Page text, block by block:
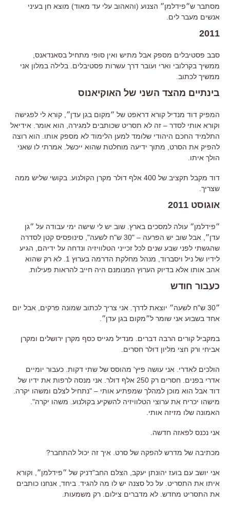
מסתבר ש״פידלמן״ הצנוע (והאהוב עלי עד מאוד) מוצא חן בעיני
אנשים מעבר לים.
2011
סבב פסטיבלים מספק אבל מתיש ואין סופי מתחיל בסאנדאנס,
ממשיך בקרלובי וארי ועובר דרך עשרות פסטיבלים. בלילה במלון אני
ממשיך לכתוב.
בינתיים מהצד השני של האוקיאנוס
המפיק דוד מנדיל קורא דראפט של ״מקום בגן עדן״, קורא לי לפגישה
וקורא אותי לסדר – זה לא תסריט שכותבים למגירה, הוא אומר. אידיאל
התלמיד החכם היהודי שלומד למען הלימוד לא מספק אותו. הוא רוצה
להפיק את הסרט, מתוך ידיעה מוחלטת שהוא ייכשל. אמרתי לו שאני
הולך איתו.
דוד מקבל תקציב של 400 אלף דולר מקרן הקולנוע. בקושי שליש ממה
שצריך.
אוגוסט 2011
״פידלמן״ עולה למסכים בארץ. שוב יש לי שישה ימי עבודה על ״גן
עדן״, אבל שוב יש הפרעה – "30 ש"ח לשעה", סינופסיס קטן לסדרה
שהגשתי לפני שבע שנים לכל זכייני הטלוויזיה ונדחה על ידיהם, הגיע
לידיו של ניל ויסברוד, מנהל מחלקת הדרמה בערוץ 1. לא רק שהוא
אהב אותו אלא בדיוק הערוץ המנומנם היה חייב להראות פעילות.
כעבור חודש
״30 ש"ח לשעה״ יוצאת לדרך. אני צריך לכתוב שמונה פרקים, אבל יום
אחד בשבוע אני שומר ל״מקום בגן עדן״.
במקביל קורים הרבה דברים. מנדיל מגייס כסף מקרן ירושלים ומקרן
אביחי ורק חצי מליון דולר חסרים.
הולכים לאדרי. אני עושה פיץ' מהוסס של שתי דקות. כעבור יומיים
אדרי בפנים. חסרים רק 250 אלף דולר. אני מנסה לרפות את ידיו של
דוד אבל הוא מוכן למהלך שמפתיע אותי – "נתחיל לצלם ומשהו יקרה.
מישהו יכריח את ערוצי הטלוויזיה להשקיע בקולנוע. משהו יקרה".
האמונה שלו מזיזה אותי.
אני נכנס לפאזה חדשה.
מכתיבה של מדרש להפקה של סרט. איך זה יכול להתחבר?
אני יושב עם בועז יהונתן יעקב, הצלם החב"דניק של ״פידלמן״, וקורא
איתו את התסריט. על כל סצנה יש לו מה להגיד. ביחד, אנחנו כותבים
את התסריט מחדש. לא מדברים צילום. רק משמעות.